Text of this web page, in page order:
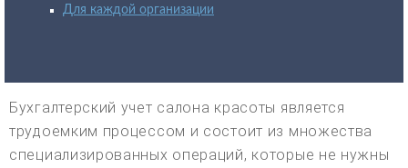
Для каждой организации
Бухгалтерский учет салона красоты является
трудоемким процессом и состоит из множества
специализированных операций, которые не нужны